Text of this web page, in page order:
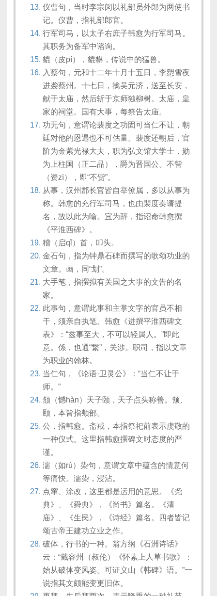
仪曹句，当时李宗闵以礼部员外郎为两使书
记。仪曹，指礼部郎官。
行军司马，以太子右庶子韩愈为行军司马。
其职务为备军中谘询。
貔（皮pí），貔貅，传说中的猛兽。
入蔡句，元和十二年十月十五日，李愬雪夜
进袭蔡州。十七日，擒吴元济，送至长安，
献于太庙，然后斩于京师独柳树。太庙，皇
家的祠堂。国有大事，每祭告太庙。
功无句，意谓论裴度之功固可当仁不让，朝
廷对他的恩遇也不可估量。裴度还朝后，官
阶为金紫光禄大夫，职为弘文馆大学士，勋
为上柱国（正二品），爵为晋国公。不訾
（资zī），即“不赀”。
从事，汉州郡长官皆自举僚属，多以从事为
称。韩愈的充行军司马，也由裴度奏请提
名，故以此为喻。宜为辞，指诏命韩愈撰
《平淮西碑》。
稽（启qǐ）首，叩头。
金石句，指为钟鼎石碑而撰写的歌颂功业的
文章。画，同“划”。
大手笔，指撰拟有关国之大事的文告的名
家。
此事句，意谓此事和主掌文字的官员不相
干，须亲自执笔。韩愈《进撰平淮西碑文
表》：“兹事至大，不可以轻属人。”即此
意。係，也通“繋”，关涉。职司，指以文章
为职业的翰林。
当仁句，《论语·卫灵公》：“当仁不让于
师。”
颔（憾hàn）天子颐，天子点头称善。颔、
颐，本皆指颊部。
公，指韩愈。斋戒，本指祭祀前表示虔敬的
一种仪式。这里指韩愈撰碑文时态度的严
谨。
濡（如rú）染句，意谓文章中蕴含的情意何
等痛快。濡染，浸沾。
点窜、涂改，这里都是运用的意思。《尧
典》、《舜典》，《尚书》篇名。《清
庙》、《生民》，《诗经》篇名。四者皆记
颂古帝王建功立业之作。
破体，行书的一种。翁方纲《石洲诗话》
云：“戴容州（叔伦）《怀素上人草书歌》：
始从破体变风姿。可证义山《韩碑》语。”一
说指其文颇能变更旧体。